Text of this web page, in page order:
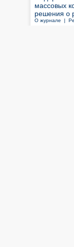
массовых
решения о
О журнале |